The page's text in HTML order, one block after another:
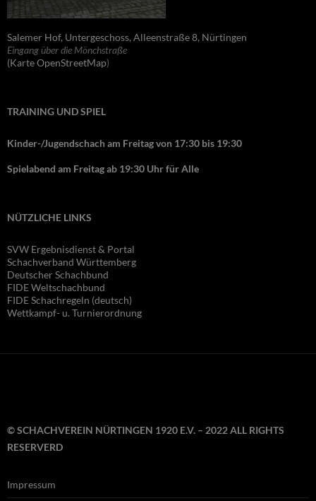
Salemer Hof, Untergeschoss, Alleenstraße 8, Nürtingen
Eingang über die Mönchstraße
(Karte OpenStreetMap)
TRAINING UND SPIEL
Kinder-/Jugendschach am Freitag von 17:30 bis 19:30
Spielabend am Freitag ab 19:30 Uhr für Alle
NÜTZLICHE LINKS
SVW Ergebnisdienst & Portal
Schachverband Württemberg
Deutscher Schachbund
FIDE Weltschachbund
FIDE Schachregeln (deutsch)
Wettkampf- u. Turnierordnung
© SCHACHVEREIN NÜRTINGEN 1920 E.V. – 2022 ALL RIGHTS
RESERVERD
Impressum